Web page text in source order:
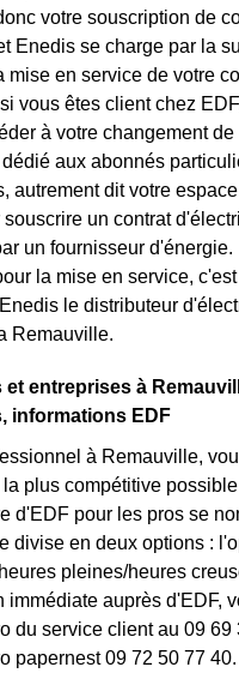
votre souscription de
Enedis se charge par la
mise en service de votre
vous êtes client chez
à votre changement de
aux abonnés
autrement dit votre
un contrat
un fournisseur d'énergie.
la mise en service, c'est
le distributeur
Remauville.
et entreprises à
informations EDF
à Remauville,
plus compétitive
d'EDF pour les pros se
divise en deux options :
pleines/heures
immédiate auprès d'EDF,
du service client au 09 69
papernest 09 72 50 77 40.